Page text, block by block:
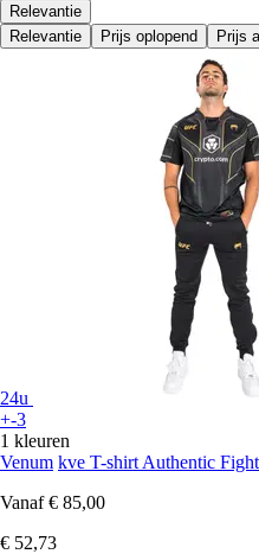
Relevantie
Relevantie
Prijs oplopend Prijs
24u
+-3
1 kleuren
Venum kve T-shirt Authentic
Vanaf € 85,00
€ 52,73